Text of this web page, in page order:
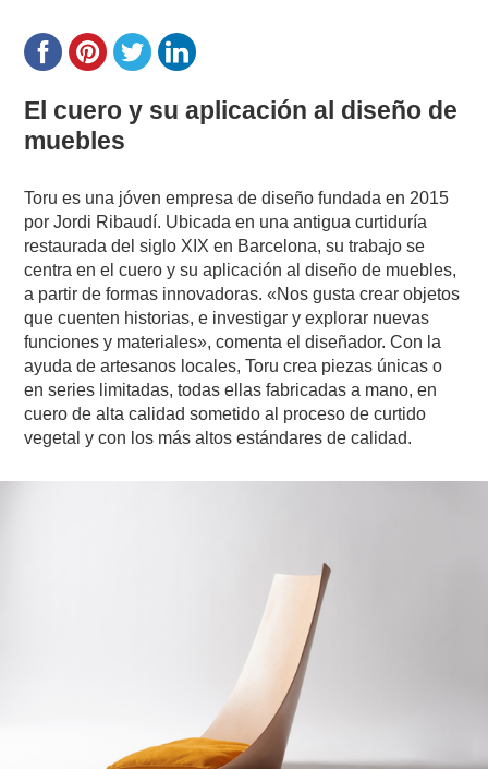
El cuero y su aplicación al diseño de
muebles
Toru es una jóven empresa de diseño fundada en 2015
por Jordi Ribaudí. Ubicada en una antigua curtiduría
restaurada del siglo XIX en Barcelona, su trabajo se
centra en el cuero y su aplicación al diseño de muebles,
a partir de formas innovadoras. «Nos gusta crear objetos
que cuenten historias, e investigar y explorar nuevas
funciones y materiales», comenta el diseñador. Con la
ayuda de artesanos locales, Toru crea piezas únicas o
en series limitadas, todas ellas fabricadas a mano, en
cuero de alta calidad sometido al proceso de curtido
vegetal y con los más altos estándares de calidad.